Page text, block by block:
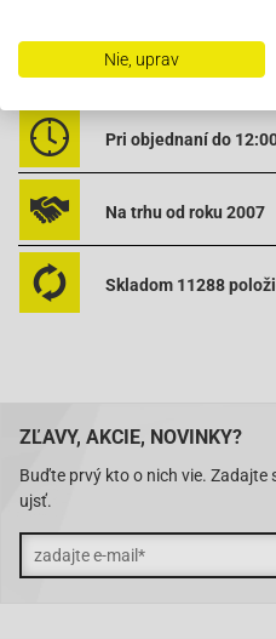
HONDA
FS Sonic
NES @
HONDA
PS i
HONDA
SES Dylan
HONDA
HONDA
MALAGUTI
Blog 125
MBK
YAMAHA YP X-Max
OEM-Nr.:COU31804 9802-31804
Vybavený servis s
Pri objednaní do
Na trhu od roku 2007
Skladom 11288
ZĽAVY, AKCIE, NOVINKY?
Buďte prvý kto o nich vie. Zadajte
ujsť.
Nie, uprav